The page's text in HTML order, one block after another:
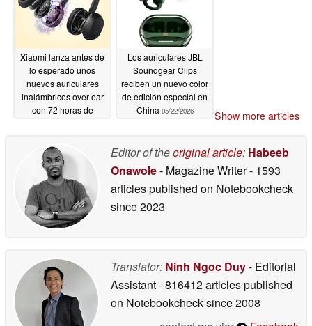
Xiaomi lanza antes de
lo esperado unos
nuevos auriculares
inalámbricos over-ear
con 72 horas de
Los auriculares JBL
Soundgear Clips
reciben un nuevo color
de edición especial en
China 05/22/2026 Show more articles
Editor of theoriginal article: Habeeb
Onawole- Magazine Writer- 1593
articles published on Notebookcheck
since 2023
Translator: Ninh Ngoc Duy- Editorial
Assistant- 816412 articles published
on Notebookchecksince 2008